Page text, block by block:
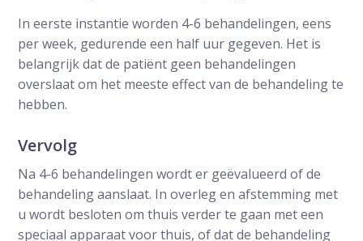
In eerste instantie worden 4-6 behandelingen, eens
per week, gedurende een half uur gegeven. Het is
belangrijk dat de patiënt geen behandelingen
overslaat om het meeste effect van de behandeling te
hebben.
Vervolg
Na 4-6 behandelingen wordt er geëvalueerd of de
behandeling aanslaat. In overleg en afstemming met
u wordt besloten om thuis verder te gaan met een
speciaal apparaat voor thuis, of dat de behandeling